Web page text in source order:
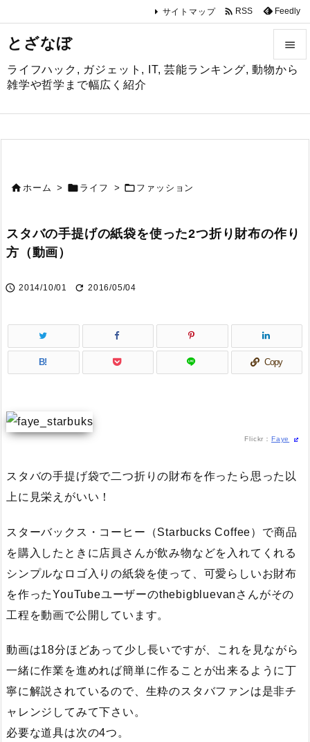
とざなぼ
ライフハック, ガジェット, IT, 芸能ランキング, 動物から
雑学や哲学まで幅広く紹介




サイトマップ  RSS Feedly
ホーム >  ライフ >  ファッション
スタバの手提げの紙袋を使った2つ折り財布の作り
方（動画）
 2014/10/01  2016/05/04
B! Copy
Flickr： Faye
スタバの手提げ袋で二つ折りの財布を作ったら思った以
上に見栄えがいい！
スターバックス・コーヒー（Starbucks Coffee）で商品
を購入したときに店員さんが飲み物などを入れてくれる
シンプルなロゴ入りの紙袋を使って、可愛らしいお財布
を作ったYouTubeユーザーのthebigbluevanさんがその
工程を動画で公開しています。
動画は18分ほどあって少し長いですが、これを見ながら
一緒に作業を進めれば簡単に作ることが出来るように丁
寧に解説されているので、生粋のスタバファンは是非チ
ャレンジしてみて下さい。
必要な道具は次の4つ。